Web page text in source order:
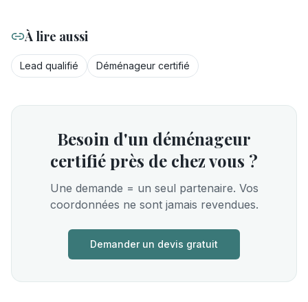
À lire aussi
Lead qualifié Déménageur certifié
Besoin d'un déménageur
certifié près de chez vous ?
Une demande = un seul partenaire. Vos
coordonnées ne sont jamais revendues.
Demander un devis gratuit